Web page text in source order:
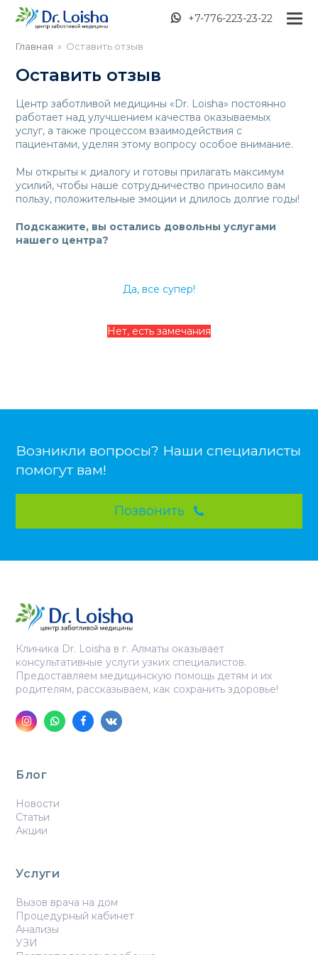
+7-776-223-23-22
Главная » Оставить отзыв
Оставить отзыв
Центр заботливой медицины «Dr. Loisha» постоянно
работает над улучшением качества оказываемых
услуг, а также процессом взаимодействия с
пациентами, уделяя этому вопросу особое внимание.
Мы открыты к диалогу и готовы прилагать максимум
усилий, чтобы наше сотрудничество приносило вам
пользу, положительные эмоции и длилось долгие годы!
Подскажите, вы остались довольны услугами
нашего центра?
Да, все супер!
Нет, есть замечания
Возникли вопросы? Наши специалисты
помогут вам!
Позвонить
Клиника Dr. Loisha в г. Алматы оказывает
консультативные услуги узких специалистов.
Предоставляем медицинскую помощь детям и их
родителям, рассказываем, как сохранить здоровье!
InstagramWhatsapp
Facebook
VK
Блог
Новости
Статьи
Акции
Услуги
Вызов врача на дом
Процедурный кабинет
Анализы
УЗИ